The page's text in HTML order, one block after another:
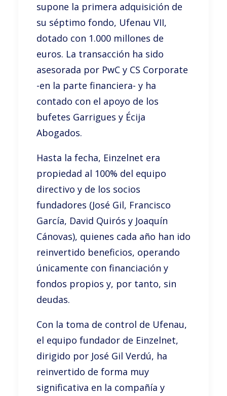
supone la primera adquisición de
su séptimo fondo, Ufenau VII,
dotado con 1.000 millones de
euros. La transacción ha sido
asesorada por PwC y CS Corporate
-en la parte financiera- y ha
contado con el apoyo de los
bufetes Garrigues y Écija
Abogados.
Hasta la fecha, Einzelnet era
propiedad al 100% del equipo
directivo y de los socios
fundadores (José Gil, Francisco
García, David Quirós y Joaquín
Cánovas), quienes cada año han ido
reinvertido beneficios, operando
únicamente con financiación y
fondos propios y, por tanto, sin
deudas.
Con la toma de control de Ufenau,
el equipo fundador de Einzelnet,
dirigido por José Gil Verdú, ha
reinvertido de forma muy
significativa en la compañía y